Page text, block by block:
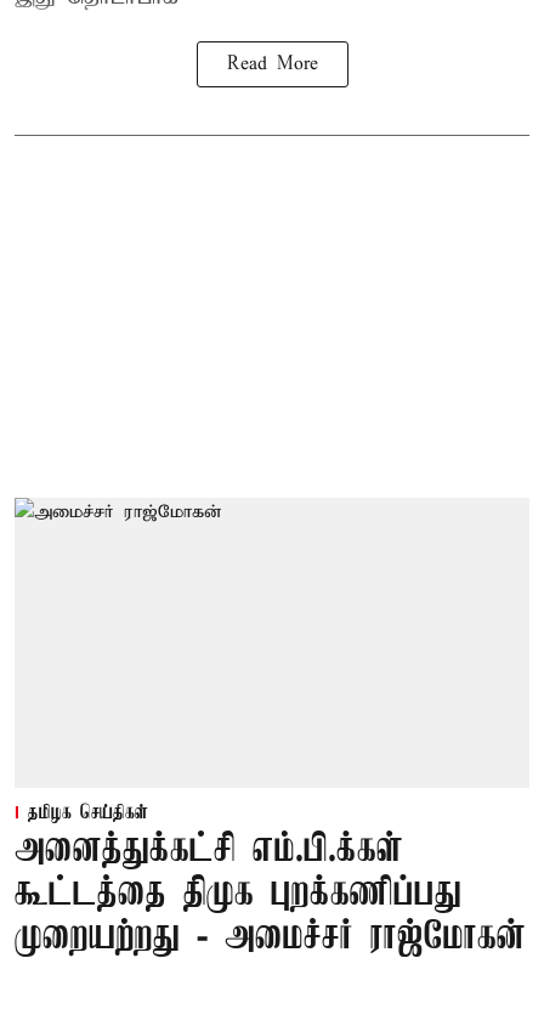
Read More
தமிழக செய்திகள்
அனைத்துக்கட்சி எம்.பி.க்கள்
கூட்டத்தை திமுக புறக்கணிப்பது
முறையற்றது - அமைச்சர் ராஜ்மோகன்